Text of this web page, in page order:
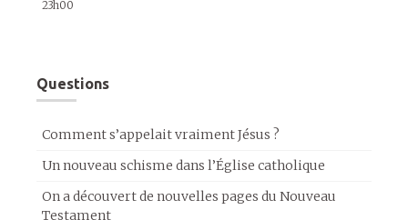
23h00
Questions
Comment s’appelait vraiment Jésus ?
Un nouveau schisme dans l’Église catholique
On a découvert de nouvelles pages du Nouveau
Testament